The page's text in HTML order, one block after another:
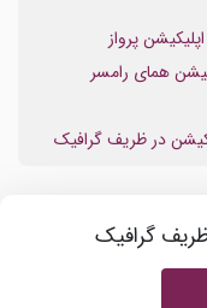
پرواز
همای رامسر
در ظریف گرافیک
ظریف گرافیک